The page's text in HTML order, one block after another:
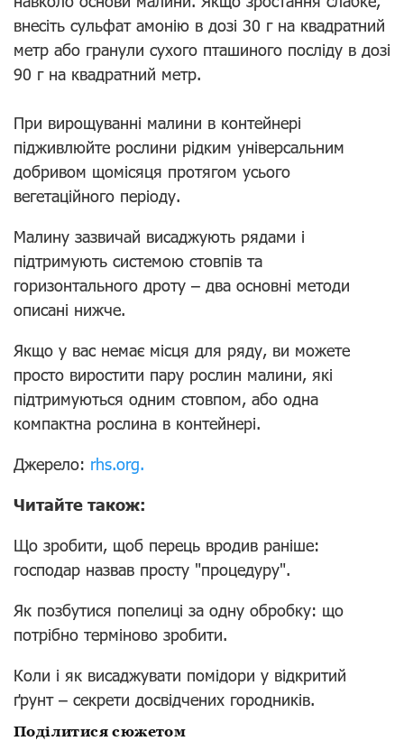
внесіть сульфат амонію в дозі 30 г на квадратний
метр або гранули сухого пташиного посліду в дозі
90 г на квадратний метр.
При вирощуванні малини в контейнері
підживлюйте рослини рідким універсальним
добривом щомісяця протягом усього
вегетаційного періоду.
Малину зазвичай висаджують рядами і
підтримують системою стовпів та
горизонтального дроту – два основні методи
описані нижче.
Якщо у вас немає місця для ряду, ви можете
просто виростити пару рослин малини, які
підтримуються одним стовпом, або одна
компактна рослина в контейнері.
Джерело: rhs.org.
Читайте також:
Що зробити, щоб перець вродив раніше:
господар назвав просту "процедуру".
Як позбутися попелиці за одну обробку: що
потрібно терміново зробити.
Коли і як висаджувати помідори у відкритий
ґрунт – секрети досвідчених городників.
Поділитися сюжетом